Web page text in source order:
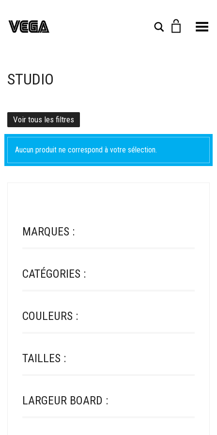
Rechercher
Toggle Menu
STUDIO
Voir tous les filtres
Aucun produit ne correspond à votre sélection.
MARQUES :
CATÉGORIES :
COULEURS :
TAILLES :
LARGEUR BOARD :